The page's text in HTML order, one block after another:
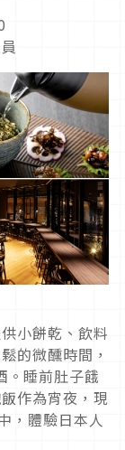
小餅乾、飲料
的微醺時間，
。睡前肚子餓
作為宵夜，現
，體驗日本人